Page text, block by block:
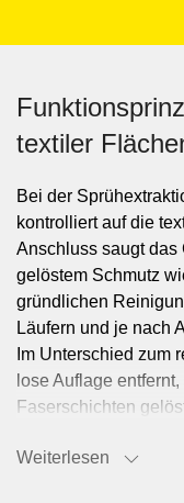
textiler
Bei der
kontrolliert auf die
Anschluss saugt das
gelöstem Schmutz
gründlichen
Läufern und je nach
Im Unterschied zum
lose Auflage
Faserschichten
Weiterlesen